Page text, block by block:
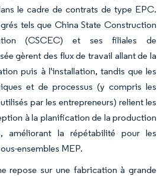
le cadre de contrats de type EPC.
tels que China State Construction
(CSCEC) et ses filiales de
gèrent des flux de travail allant de la
puis à l'installation, tandis que les
et de processus (y compris les
par les entrepreneurs) relient les
à la planification de la production
améliorant la répétabilité pour les
ensembles MEP.
repose sur une fabrication à grande